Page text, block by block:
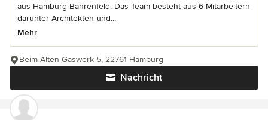
aus Hamburg Bahrenfeld. Das Team besteht aus 6 Mitarbeitern
darunter Architekten und...
Mehr
Nachricht
Beim Alten Gaswerk 5, 22761 Hamburg